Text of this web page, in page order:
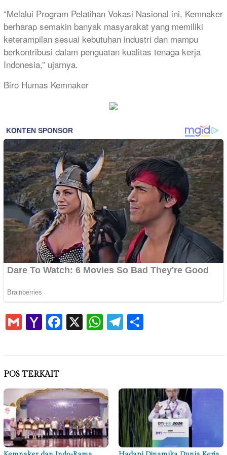
“Melalui Program Pelatihan Vokasi Nasional ini, Kemnaker
berharap semakin banyak masyarakat yang memiliki
keterampilan sesuai kebutuhan industri dan mampu
berkontribusi dalam penguatan kualitas tenaga kerja
Indonesia,” ujarnya.
Biro Humas Kemnaker
GmailYahooFacebook
X WhatsApp
Telegram
POS TERKAIT